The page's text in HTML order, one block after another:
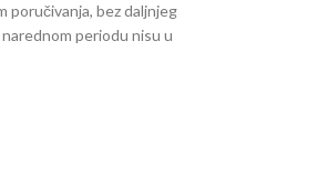
poručivanja, bez daljnjeg
periodu nisu u